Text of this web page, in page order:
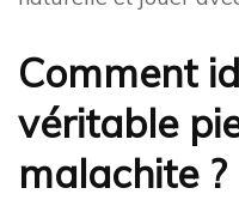
Comment
véritable
malachite ?